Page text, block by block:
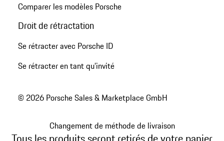
Comparer les modèles Porsche
Droit de rétractation
Se rétracter avec Porsche ID
Se rétracter en tant qu’invité
© 2026 Porsche Sales & Marketplace GmbH
Changement de méthode de livraison